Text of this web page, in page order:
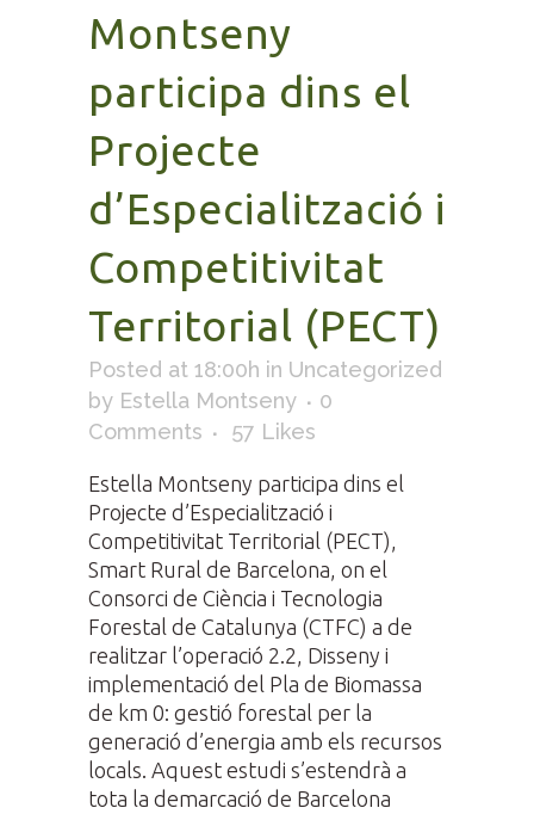
Montseny
participa dins el
Projecte
d’Especialització i
Competitivitat
Territorial (PECT)
Posted at 18:00h in Uncategorized
by Estella Montseny
0
Comments
57 Likes
Estella Montseny participa dins el
Projecte d’Especialització i
Competitivitat Territorial (PECT),
Smart Rural de Barcelona, on el
Consorci de Ciència i Tecnologia
Forestal de Catalunya (CTFC) a de
realitzar l’operació 2.2, Disseny i
implementació del Pla de Biomassa
de km 0: gestió forestal per la
generació d’energia amb els recursos
locals. Aquest estudi s’estendrà a
tota la demarcació de Barcelona